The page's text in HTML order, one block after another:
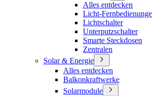
Alles entdecken
Licht-
Lichtschalter
Unterputzschalter
Smarte Steckdosen
Zentralen
Solar & Energie
Alles entdecken
Balkonkraftwerke
Solarmodule